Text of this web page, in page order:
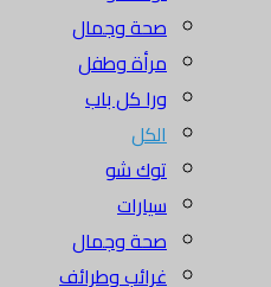
صحة وجمال
مرأة وطفل
ورا كل باب
الكل
توك شو
سيارات
صحة وجمال
غرائب وطرائف